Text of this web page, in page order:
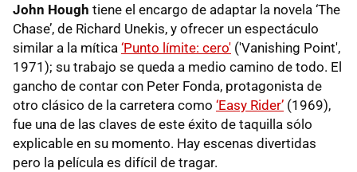
John Hough tiene el encargo de adaptar la novela ‘The
Chase’, de Richard Unekis, y ofrecer un espectáculo
similar a la mítica ‘Punto límite: cero' ('Vanishing Point',
1971); su trabajo se queda a medio camino de todo. El
gancho de contar con Peter Fonda, protagonista de
otro clásico de la carretera como ‘Easy Rider’ (1969),
fue una de las claves de este éxito de taquilla sólo
explicable en su momento. Hay escenas divertidas
pero la película es difícil de tragar.